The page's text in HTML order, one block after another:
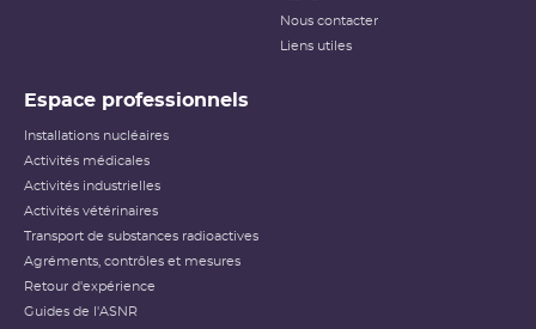
Nous contacter
Liens utiles
Espace professionnels
Installations nucléaires
Activités médicales
Activités industrielles
Activités vétérinaires
Transport de substances radioactives
Agréments, contrôles et mesures
Retour d'expérience
Guides de l'ASNR